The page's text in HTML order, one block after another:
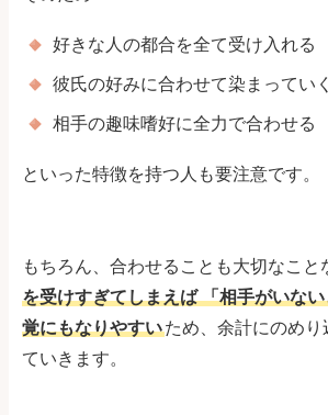
好きな人の都合を全て受け入れる
彼氏の好みに合わせて染まっていく
相手の趣味嗜好に全力で合わせる
といった特徴を持つ人も要注意です。
もちろん、合わせることも大切なこと
を受けすぎてしまえば 「相手がいな
覚にもなりやすいため、余計にのめり
ていきます。